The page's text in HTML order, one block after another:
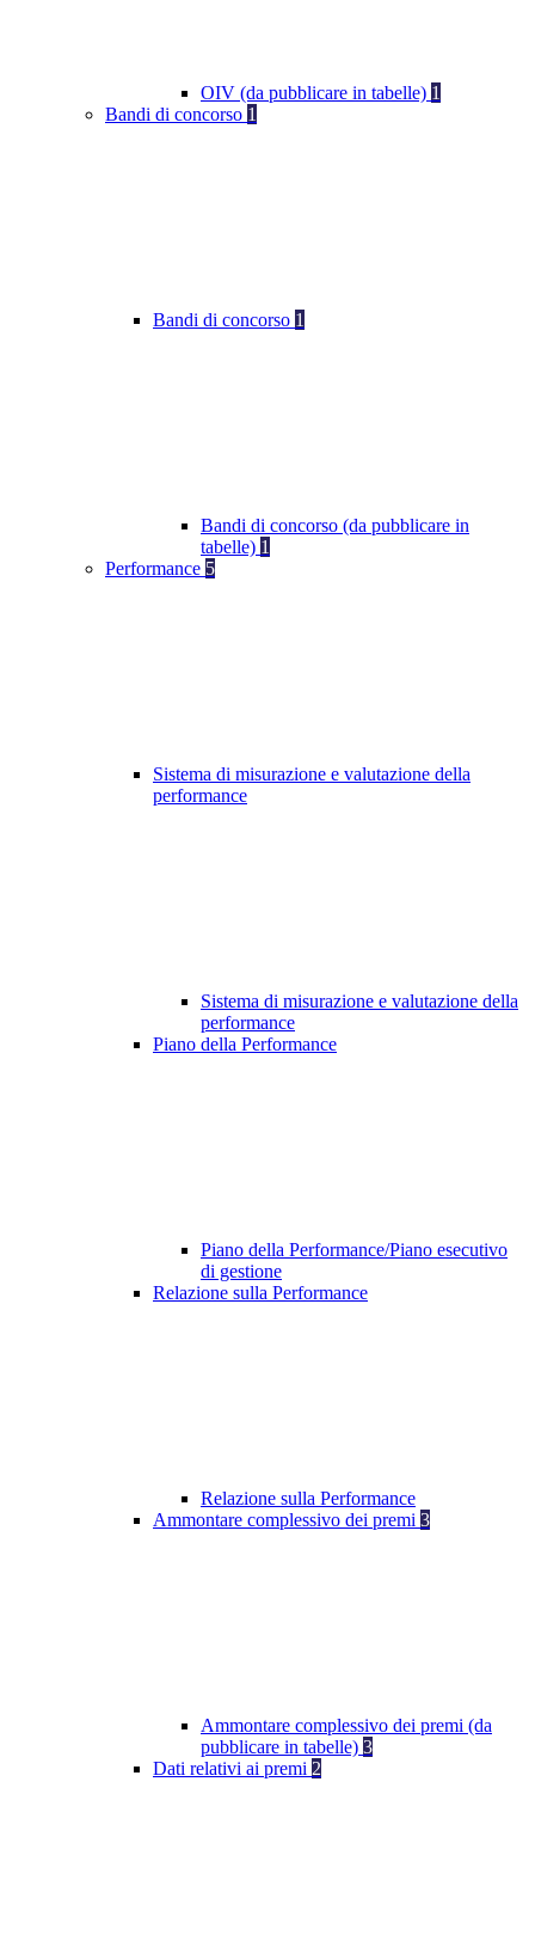
OIV (da pubblicare in tabelle) 1
Bandi di concorso 1
Bandi di concorso 1
Bandi di concorso (da pubblicare in
tabelle) 1
Performance 5
Sistema di misurazione e valutazione della
performance
Sistema di misurazione e valutazione della
performance
Piano della Performance
Piano della Performance/Piano esecutivo
di gestione
Relazione sulla Performance
Relazione sulla Performance
Ammontare complessivo dei premi 3
Ammontare complessivo dei premi (da
pubblicare in tabelle) 3
Dati relativi ai premi 2